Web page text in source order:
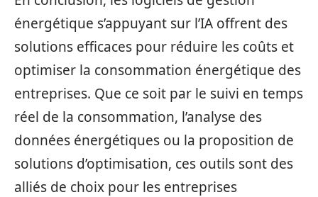
énergétique s’appuyant sur l’IA offrent des
solutions efficaces pour réduire les coûts et
optimiser la consommation énergétique des
entreprises. Que ce soit par le suivi en temps
réel de la consommation, l’analyse des
données énergétiques ou la proposition de
solutions d’optimisation, ces outils sont des
alliés de choix pour les entreprises